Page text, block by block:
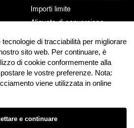
Importi limite
Aliquote di conversione
MyPension
MyPension
di tracciabilità per migliorare
sito web. Per continuare, è
di cookie conformemente alla
le vostre preferenze. Nota:
viene utilizzata in online
e continuare